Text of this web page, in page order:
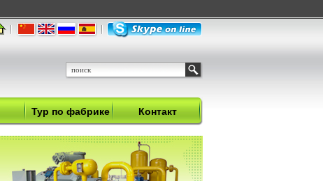
Тур по фабрике Контакт